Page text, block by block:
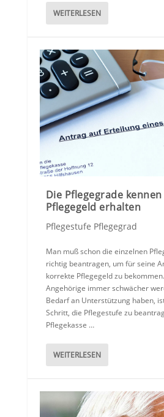
WEITERLESEN
Die Pflegegrade
Pflegegeld erhalten
Pflegestufe Pflegegrad
Man muß schon die einzelnen
richtig beantragen, um für seine
korrekte Pflegegeld zu
Angehörige immer schwächer
Bedarf an Unterstützung haben,
Schritt, die Pflegestufe zu
Pflegekasse …
WEITERLESEN